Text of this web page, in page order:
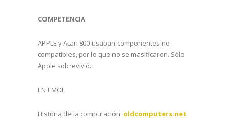
COMPETENCIA
APPLE y Atari 800 usaban componentes no
compatibles, por lo que no se masificaron. Sólo
Apple sobrevivió.
EN EMOL
Historia de la computación: oldcomputers.net